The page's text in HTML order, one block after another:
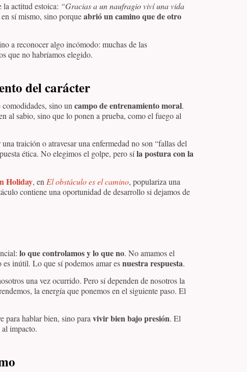
la actitud estoica: “Gracias a un naufragio viví una vida
sí mismo, sino porqueabrió un camino que de otro
a reconocer algo incómodo: muchas de las
que no habríamos elegido.
del carácter
sino un campo de entrenamiento moral.
al sabio, sino que lo ponen a prueba, como el fuego al
traición o atravesar una enfermedad no son “fallas del
ética. No elegimos el golpe, pero síla postura con la
Holiday, en El obstáculo es el camino, populariza una
contiene una oportunidad de desarrollo si dejamos de
lo que controlamos y lo que no. No amamos el
inútil. Lo que sí podemos amar esnuestra respuesta.
una vez ocurrido. Pero sí dependen de nosotros la
la energía que ponemos en el siguiente paso. El
para hablar bien, sino paravivir bien bajo presión. El
impacto.